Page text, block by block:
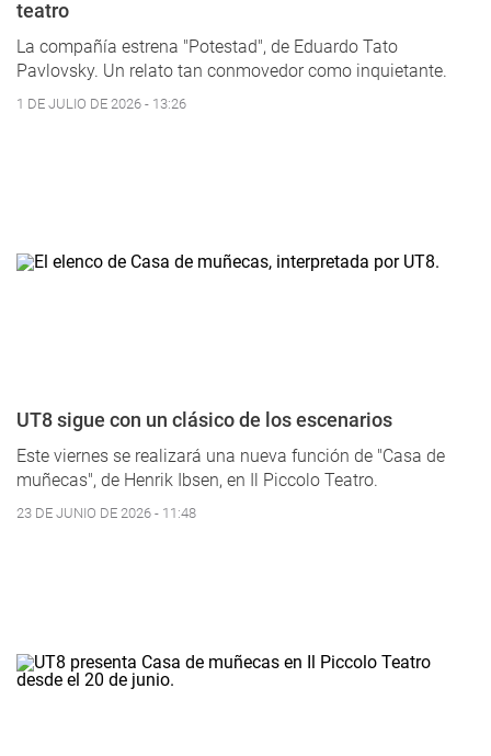
teatro
La compañía estrena "Potestad", de Eduardo Tato
Pavlovsky. Un relato tan conmovedor como inquietante.
1 DE JULIO DE 2026 - 13:26
UT8 sigue con un clásico de los escenarios
Este viernes se realizará una nueva función de "Casa de
muñecas", de Henrik Ibsen, en Il Piccolo Teatro.
23 DE JUNIO DE 2026 - 11:48